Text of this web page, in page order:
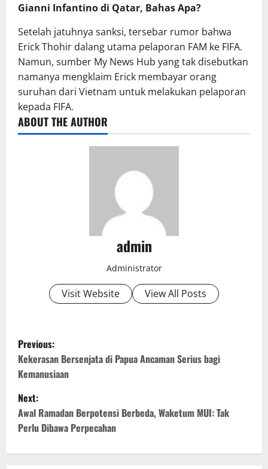
Gianni Infantino di Qatar, Bahas Apa?
Setelah jatuhnya sanksi, tersebar rumor bahwa
Erick Thohir dalang utama pelaporan FAM ke FIFA.
Namun, sumber My News Hub yang tak disebutkan
namanya mengklaim Erick membayar orang
suruhan dari Vietnam untuk melakukan pelaporan
kepada FIFA.
ABOUT THE AUTHOR
admin
Administrator
Visit Website View All Posts
P
o
s
t
n
Previous:
Kekerasan Bersenjata di Papua Ancaman Serius bagi
Kemanusiaan
Next:
Awal Ramadan Berpotensi Berbeda, Waketum MUI: Tak
Perlu Dibawa Perpecahan